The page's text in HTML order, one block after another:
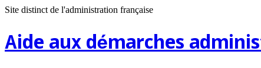
Site distinct de l'administration française
Aide aux démarches